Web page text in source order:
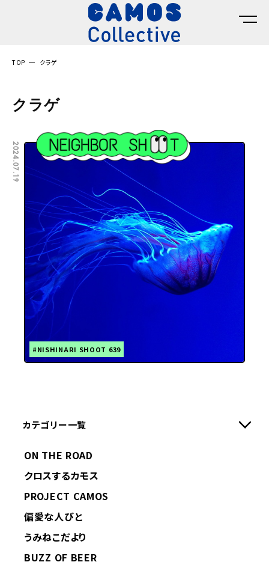
TOP クラゲ
クラゲ
2024.07.19
#NISHINARI SHOOT 639
カテゴリー一覧
ON THE ROAD
クロスするカモス
PROJECT CAMOS
偏愛な人びと
うみねこだより
BUZZ OF BEER